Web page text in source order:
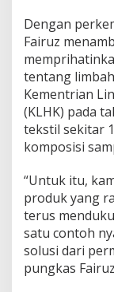
Dengan
Fairuz
tentang
Kementrian
(KLHK) pada
tekstil sekitar
komposisi
“Untuk itu,
produk yang
terus
satu contoh
solusi dari
pungkas